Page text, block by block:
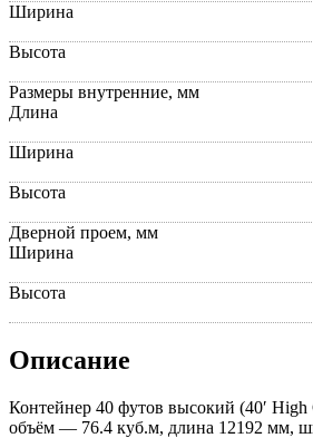
Ширина
Высота
Размеры внутренние, мм
Длина
Ширина
Высота
Дверной проем, мм
Ширина
Высота
Описание
Контейнер 40 футов высокий (40′ High
объём — 76.4 куб.м, длина 12192 мм,